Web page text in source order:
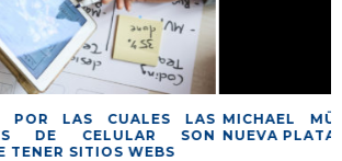
LAS CUALES LAS
DE CELULAR SON
SITIOS WEBS
MICHAEL
NUEVA